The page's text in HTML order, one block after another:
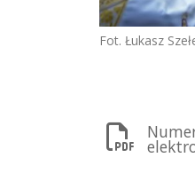
Fot. Łukasz